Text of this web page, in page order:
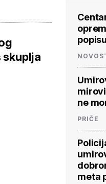
skuplja
ne
PRIČE
meta